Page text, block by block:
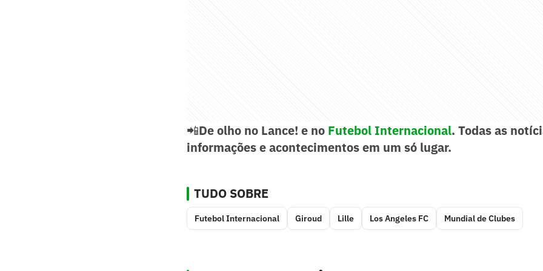
📲De olho no Lance! e no Futebol Internacional. Todas as
informações e acontecimentos em um só lugar.
TUDO SOBRE
Futebol Internacional Giroud Lille Los Angeles FC Mundial de Clubes